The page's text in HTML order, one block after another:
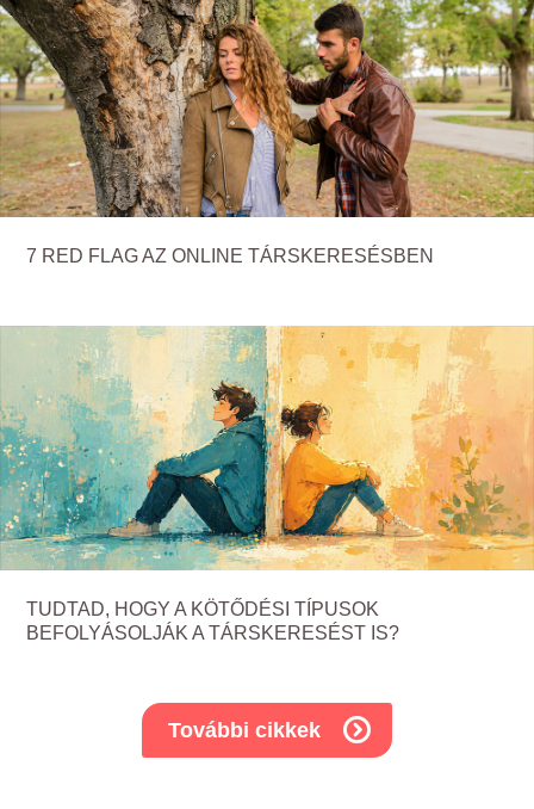
7 RED FLAG AZ ONLINE TÁRSKERESÉSBEN
TUDTAD, HOGY A KÖTŐDÉSI TÍPUSOK
BEFOLYÁSOLJÁK A TÁRSKERESÉST IS?
További cikkek